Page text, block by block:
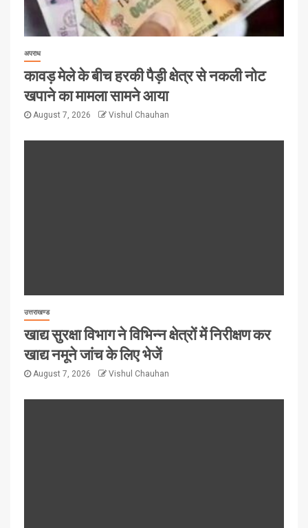
अपराध
कावड़ मेले के बीच हरकी पैड़ी क्षेत्र से नकली नोट
खपाने का मामला सामने आया
August 7, 2026 Vishul Chauhan
उत्तराखण्ड
खाद्य सुरक्षा विभाग ने विभिन्न क्षेत्रों में निरीक्षण कर
खाद्य नमूने जांच के लिए भेजें
August 7, 2026 Vishul Chauhan